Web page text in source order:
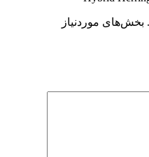
بخش‌های موردنیاز